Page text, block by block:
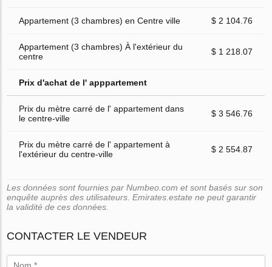
Appartement (3 chambres) en Centre ville $ 2 104.76
Appartement (3 chambres) À l'extérieur du
centre
$ 1 218.07
Prix d'achat de l' apppartement
Prix du mètre carré de l' appartement dans
le centre-ville
$ 3 546.76
Prix du mètre carré de l' appartement à
l'extérieur du centre-ville
$ 2 554.87
Les données sont fournies par Numbeo.com et sont basés sur son
enquête auprès des utilisateurs. Emirates.estate ne peut garantir
la validité de ces données.
CONTACTER LE VENDEUR